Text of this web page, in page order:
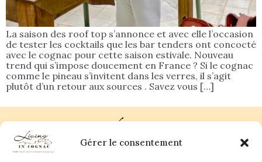
Gérer le consentement
La saison des roof top s’annonce et avec elle l’occasion
de tester les cocktails que les bar tenders ont concocté
avec le cognac pour cette saison estivale. Nouveau
trend qui s’impose doucement en France ? Si le cognac
comme le pineau s’invitent dans les verres, il s’agit
plutôt d’un retour aux sources . Savez vous […]